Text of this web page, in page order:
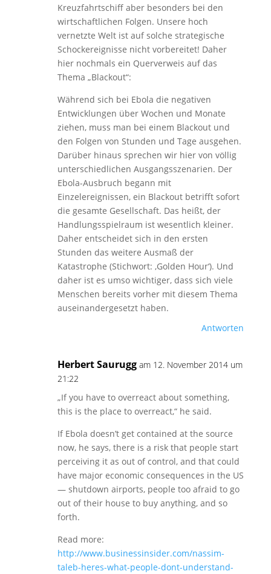
Kreuzfahrtschiff aber besonders bei den
wirtschaftlichen Folgen. Unsere hoch
vernetzte Welt ist auf solche strategische
Schockereignisse nicht vorbereitet! Daher
hier nochmals ein Querverweis auf das
Thema „Blackout“:
Während sich bei Ebola die negativen
Entwicklungen über Wochen und Monate
ziehen, muss man bei einem Blackout und
den Folgen von Stunden und Tage ausgehen.
Darüber hinaus sprechen wir hier von völlig
unterschiedlichen Ausgangsszenarien. Der
Ebola-Ausbruch begann mit
Einzelereignissen, ein Blackout betrifft sofort
die gesamte Gesellschaft. Das heißt, der
Handlungsspielraum ist wesentlich kleiner.
Daher entscheidet sich in den ersten
Stunden das weitere Ausmaß der
Katastrophe (Stichwort: ‚Golden Hour‘). Und
daher ist es umso wichtiger, dass sich viele
Menschen bereits vorher mit diesem Thema
auseinandergesetzt haben.
Antworten
Herbert Saurugg am 12. November 2014 um
21:22
„If you have to overreact about something,
this is the place to overreact,“ he said.
If Ebola doesn’t get contained at the source
now, he says, there is a risk that people start
perceiving it as out of control, and that could
have major economic consequences in the US
— shutdown airports, people too afraid to go
out of their house to buy anything, and so
forth.
Read more:
http://www.businessinsider.com/nassim-
taleb-heres-what-people-dont-understand-